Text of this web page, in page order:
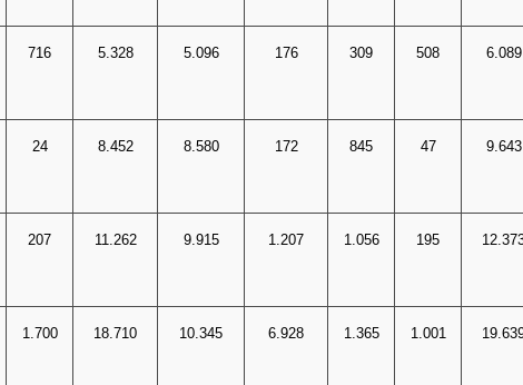
716 5.328 5.096 176 309 508 6.089
24 8.452 8.580 172 845 47 9.643
207 11.262 9.915 1.207 1.056 195
1.700 18.710 10.345 6.928 1.365 1.001